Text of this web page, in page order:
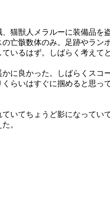
猫獣人メラルーに装備品を
亡骸数体のみ。足跡やラン
いるはず。しばらく考えて
に良かった。しばらくスコ
らいはすぐに掴めると思っ
いてちょうど影になってい
。